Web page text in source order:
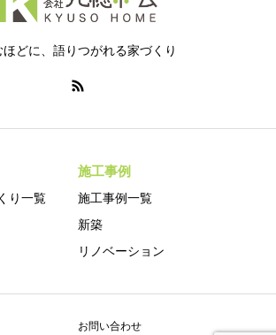
ほどに、語りつがれる家づくり
り一覧
施工事例
施工事例一覧
新築
リノベーション
お問い合わせ